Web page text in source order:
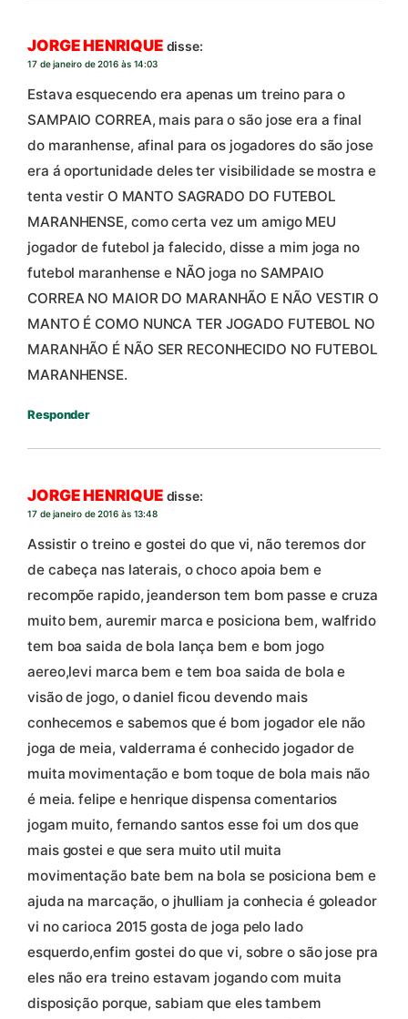
JORGE HENRIQUE disse:
17 de janeiro de 2016 às 14:03
Estava esquecendo era apenas um treino para o
SAMPAIO CORREA, mais para o são jose era a final
do maranhense, afinal para os jogadores do são jose
era á oportunidade deles ter visibilidade se mostra e
tenta vestir O MANTO SAGRADO DO FUTEBOL
MARANHENSE, como certa vez um amigo MEU
jogador de futebol ja falecido, disse a mim joga no
futebol maranhense e NÃO joga no SAMPAIO
CORREA NO MAIOR DO MARANHÃO E NÃO VESTIR O
MANTO É COMO NUNCA TER JOGADO FUTEBOL NO
MARANHÃO É NÃO SER RECONHECIDO NO FUTEBOL
MARANHENSE.
Responder
JORGE HENRIQUE disse:
17 de janeiro de 2016 às 13:48
Assistir o treino e gostei do que vi, não teremos dor
de cabeça nas laterais, o choco apoia bem e
recompõe rapido, jeanderson tem bom passe e cruza
muito bem, auremir marca e posiciona bem, walfrido
tem boa saida de bola lança bem e bom jogo
aereo,levi marca bem e tem boa saida de bola e
visão de jogo, o daniel ficou devendo mais
conhecemos e sabemos que é bom jogador ele não
joga de meia, valderrama é conhecido jogador de
muita movimentação e bom toque de bola mais não
é meia. felipe e henrique dispensa comentarios
jogam muito, fernando santos esse foi um dos que
mais gostei e que sera muito util muita
movimentação bate bem na bola se posiciona bem e
ajuda na marcação, o jhulliam ja conhecia é goleador
vi no carioca 2015 gosta de joga pelo lado
esquerdo,enfim gostei do que vi, sobre o são jose pra
eles não era treino estavam jogando com muita
disposição porque, sabiam que eles tambem